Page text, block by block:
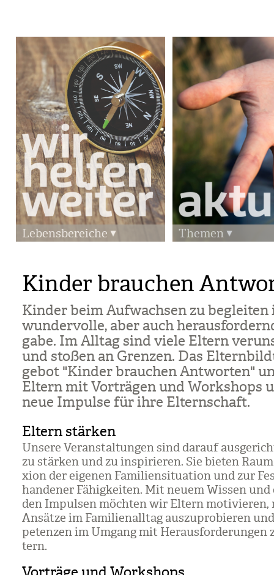
Lebensbereiche Themen
Kinder brauchen
Kin­der beim Auf­wach­sen zu beglei­ten
wun­der­volle, aber auch
gabe. Im All­tag sind viele Eltern
und sto­ßen an Gren­zen. Das
ge­bot "Kin­der brau­chen Ant­wor­ten"
Eltern mit Vor­trä­gen und Work­shops
neue Impulse für ihre Eltern­schaft.
Eltern stärken
Unsere Ver­an­stal­tun­gen sind dar­auf
zu stär­ken und zu inspi­rie­ren. Sie bie­ten
xion der eige­nen Fami­li­en­si­tua­tion und zur
han­de­ner Fähig­kei­ten. Mit neuem Wis­sen
den Impul­sen möch­ten wir Eltern moti­vie­ren,
Ansätze im Fami­li­en­all­tag aus­zu­pro­bie­ren
pe­ten­zen im Umgang mit Her­aus­for­de­run­gen
tern.